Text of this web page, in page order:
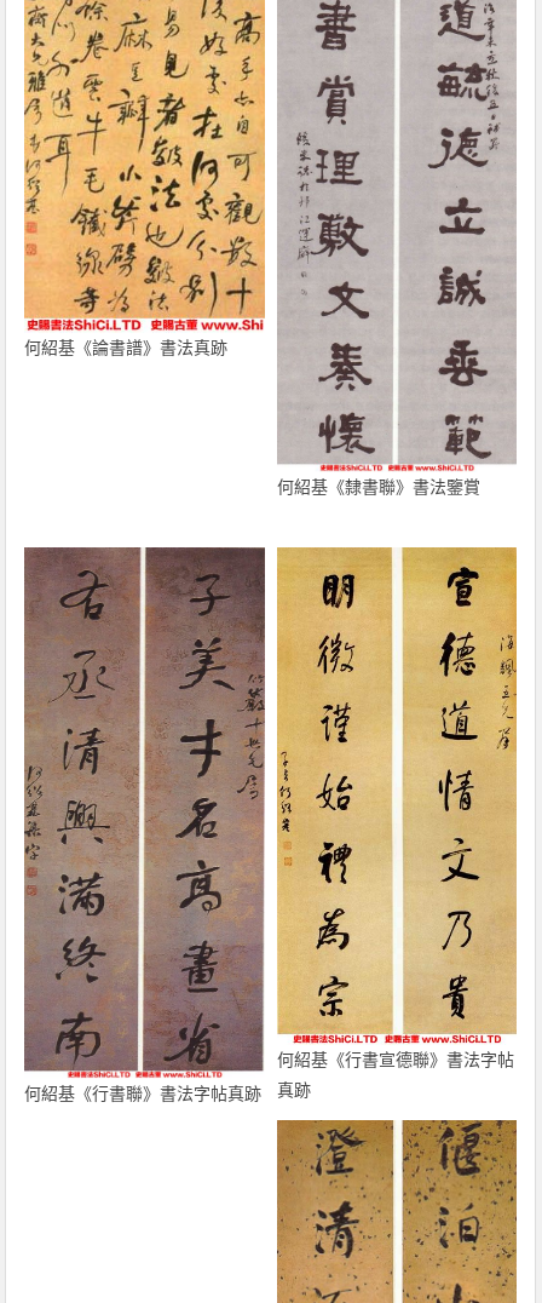
何紹基《論書譜》書法真跡
何紹基《隸書聯》書法鑒賞
何紹基《行書聯》書法字帖真跡
何紹基《行書宣德聯》書法字帖
真跡